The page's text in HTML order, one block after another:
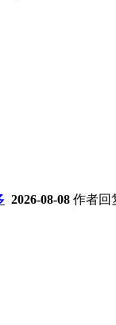
2026-08-08 作者回